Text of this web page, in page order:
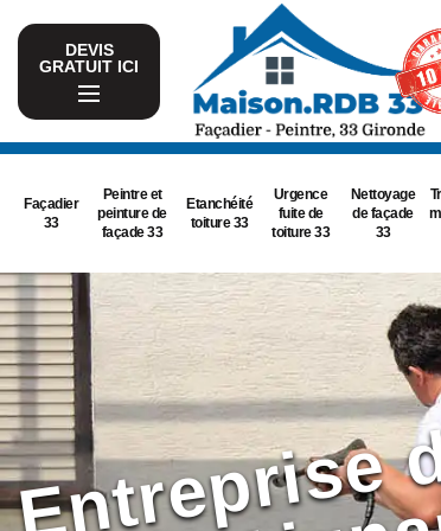
DEVIS
GRATUIT ICI
Façadier
33
Peintre et
peinture de
façade 33
Etanchéité
toiture 33
Urgence
fuite de
toiture 33
Nettoyage
de façade
33